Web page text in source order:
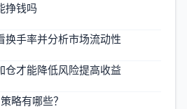
挣钱吗
换手率并分析市场流动性
仓才能降低风险提高收益
略有哪些？